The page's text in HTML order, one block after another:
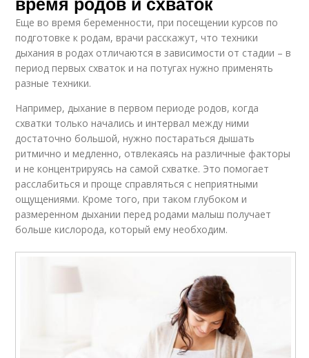
Еще во время беременности, при посещении курсов по
подготовке к родам, врачи расскажут, что техники
дыхания в родах отличаются в зависимости от стадии – в
период первых схваток и на потугах нужно применять
разные техники.
Например, дыхание в первом периоде родов, когда
схватки только начались и интервал между ними
достаточно большой, нужно постараться дышать
ритмично и медленно, отвлекаясь на различные факторы
и не концентрируясь на самой схватке. Это помогает
расслабиться и проще справляться с неприятными
ощущениями. Кроме того, при таком глубоком и
размеренном дыхании перед родами малыш получает
больше кислорода, который ему необходим.